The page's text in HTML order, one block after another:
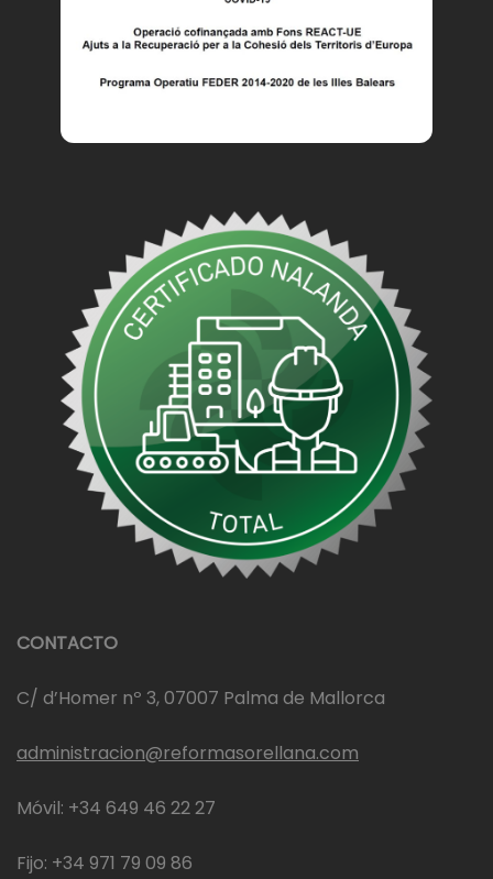
CONTACTO
C/ d’Homer nº 3, 07007 Palma de Mallorca
administracion@reformasorellana.com
Móvil: +34 649 46 22 27
Fijo: +34 971 79 09 86